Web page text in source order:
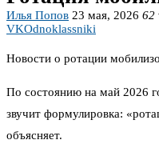
Илья Попов 23 мая, 2026 62
VKOdnoklassniki
Новости о ротации
По состоянию на май 2026
звучит формулировка:
объясняет.